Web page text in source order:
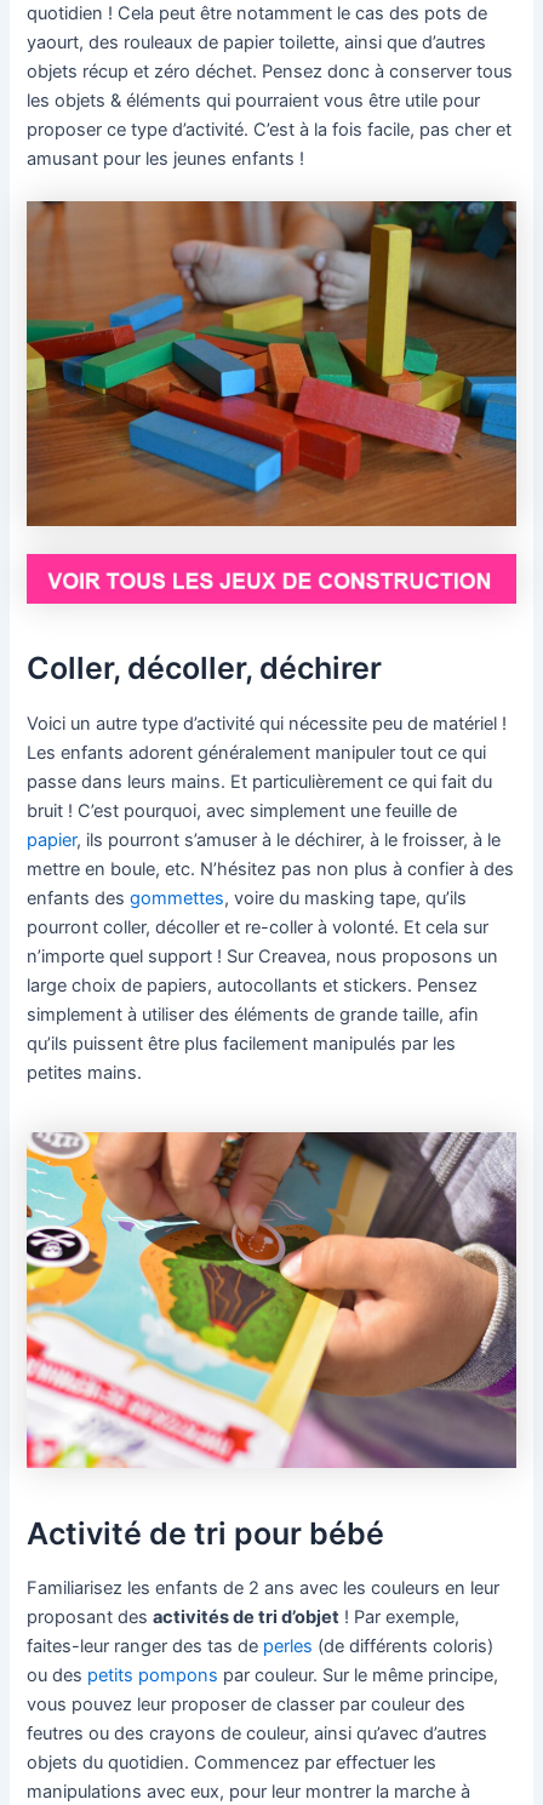
quotidien ! Cela peut être notamment le cas des pots de
yaourt, des rouleaux de papier toilette, ainsi que d’autres
objets récup et zéro déchet. Pensez donc à conserver tous
les objets & éléments qui pourraient vous être utile pour
proposer ce type d’activité. C’est à la fois facile, pas cher et
amusant pour les jeunes enfants !
Coller, décoller, déchirer
Voici un autre type d’activité qui nécessite peu de matériel !
Les enfants adorent généralement manipuler tout ce qui
passe dans leurs mains. Et particulièrement ce qui fait du
bruit ! C’est pourquoi, avec simplement une feuille de
papier, ils pourront s’amuser à le déchirer, à le froisser, à le
mettre en boule, etc. N’hésitez pas non plus à confier à des
enfants desgommettes, voire du masking tape, qu’ils
pourront coller, décoller et re-coller à volonté. Et cela sur
n’importe quel support ! Sur Creavea, nous proposons un
large choix de papiers, autocollants et stickers. Pensez
simplement à utiliser des éléments de grande taille, afin
qu’ils puissent être plus facilement manipulés par les
petites mains.
Activité de tri pour bébé
Familiarisez les enfants de 2 ans avec les couleurs en leur
proposant desactivités de tri d’objet ! Par exemple,
faites-leur ranger des tas de perles (de différents coloris)
ou des petits pompons par couleur. Sur le même principe,
vous pouvez leur proposer de classer par couleur des
feutres ou des crayons de couleur, ainsi qu’avec d’autres
objets du quotidien. Commencez par effectuer les
manipulations avec eux, pour leur montrer la marche à